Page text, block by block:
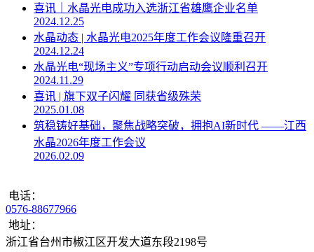
喜讯｜水晶光电成功入选浙江省雄鹰企业名单
2024.12.25
水晶动态 | 水晶光电2025年度工作会议隆重召开
2024.12.24
水晶光电“现场主义”专项行动启动会议顺利召开
2024.11.29
喜讯 | 旗下双子闪耀 同获省级殊荣
2025.01.08
筑稳铸好基础，聚焦战略突破，拥抱AI新时代 ——江西
水晶2026年度工作会议
2026.02.09
电话：
0576-88677966
地址：
浙江省台州市椒江区开发大道东段2198号